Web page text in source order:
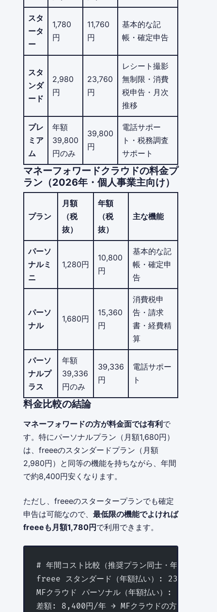
スタ
ータ
ー
1,780
円
11,760
円
基本的な記
帳・確定申告
スタ
ンダ
ード
2,980
円
23,760
円
レシート撮影
無制限・消費
税申告・月次
推移
プレ
ミア
ム
年額
39,800
円のみ
39,800
円
電話サポー
ト・税務調査
サポート
マネーフォワードクラウドの料金プ
ラン（2026年・個人事業主向け）
プラン
月額
（税
抜）
年額
（税
抜）
主な機能
パーソ
ナルミ
ニ
1,280円
10,800
円
基本的な記
帳・確定申
告
パーソ
ナル
1,680円
15,360
円
消費税申
告・請求
書・経費精
算
パーソ
ナルプ
ラス
年額
39,336
円のみ
39,336
円
電話サポー
ト
料金比較の結論
マネーフォワードの方が料金面では有利 で
す。特にパーソナルプラン（月額1,680円）
は、freeeのスタンダードプラン（月額
2,980円）と同等の機能を持ちながら、年間
で約8,400円安くなります。
ただし、freeeのスタータープランでも確定
申告は可能なので、 最低限の機能でよければ
freeeも月額1,780円 で利用できます。
# 年間コスト比較（推奨プラン同士・年額払い）
freee スタンダード（年額払い）: 23,760円/年
MFクラウド パーソナル（年額払い）: 15,360
差額: 8,400円/年 → MFクラウドの方が安い